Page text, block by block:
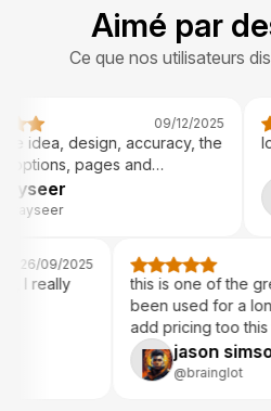
Aimé par
Ce que nos utilisateurs
09/12/
I love the idea, design, accuracy,
queue, options, pages and
everything
T tayseer
this is one of the greatest
been used for a long time,
add pricing too this tool its
jason simson
@brainglot